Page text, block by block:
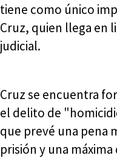
tiene como único
Cruz, quien llega en
judicial.
Cruz se encuentra
el delito de
que prevé una pena
prisión y una